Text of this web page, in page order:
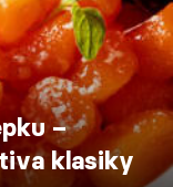
–
klasiky